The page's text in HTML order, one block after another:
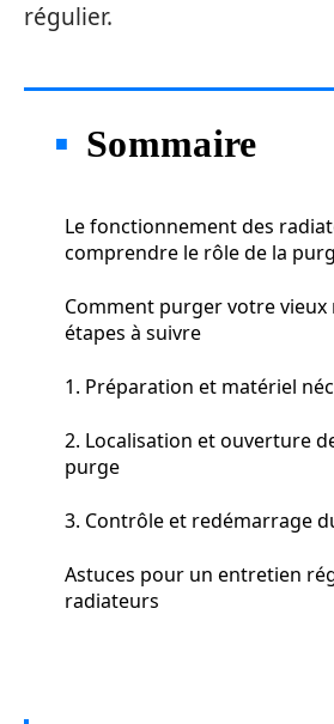
régulier.
Sommaire
Le fonctionnement des
comprendre le rôle de la
Comment purger votre vieux
étapes à suivre
1. Préparation et matériel
2. Localisation et ouverture
purge
3. Contrôle et redémarrage
Astuces pour un entretien
radiateurs